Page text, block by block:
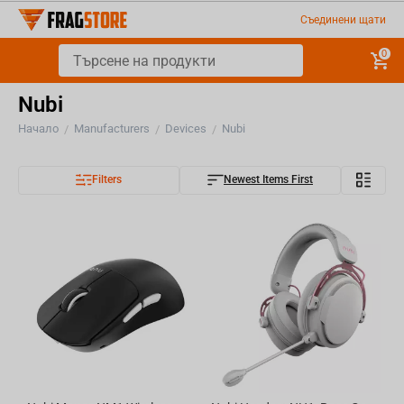
Съединени щати
0
Nubi
Начало / Manufacturers / Devices / Nubi
Filters Newest Items First